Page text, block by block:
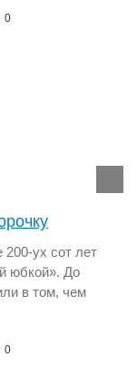
0
200-ух сот лет
юбкой». До
в том, чем
0